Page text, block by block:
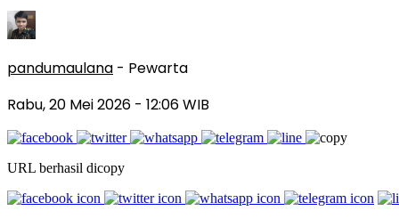
pandumaulana - Pewarta
Rabu, 20 Mei 2026 - 12:06 WIB
URL berhasil dicopy